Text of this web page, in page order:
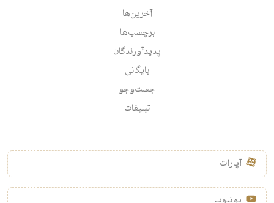
آخرین‌ها
برچسب‌ها
پدیدآورندگان
بایگانی
جست‌وجو
تبلیغات
آپارات